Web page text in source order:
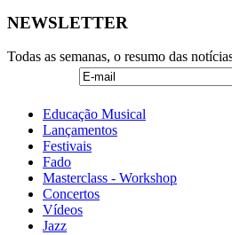
NEWSLETTER
Todas as semanas, o resumo das
Educação Musical
Lançamentos
Festivais
Fado
Masterclass - Workshop
Concertos
Vídeos
Jazz